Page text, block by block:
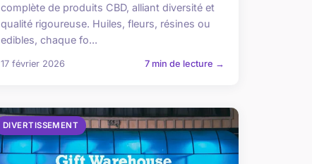
complète de produits CBD, alliant diversité et
qualité rigoureuse. Huiles, fleurs, résines ou
edibles, chaque fo...
17 février 2026 7 min de lecture →
DIVERTISSEMENT